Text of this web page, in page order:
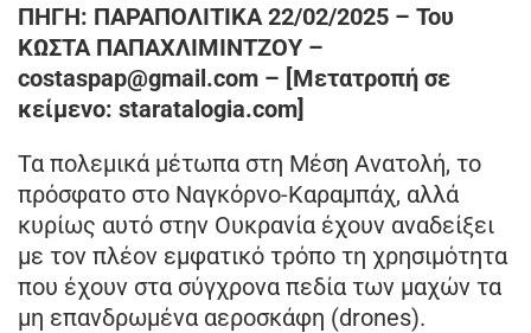
ΠΗΓΗ: ΠΑΡΑΠΟΛΙΤΙΚΑ 22/02/2025 – Του
ΚΩΣΤΑ ΠΑΠΑΧΛΙΜΙΝΤΖΟΥ –
costaspap@gmail.com – [Μετατροπή σε
κείμενο: staratalogia.com]
Τα πολεμικά μέτωπα στη Μέση Ανατολή, το
πρόσφατο στο Ναγκόρνο-Καραμπάχ, αλλά
κυρίως αυτό στην Ουκρανία έχουν αναδείξει
με τον πλέον εμφατικό τρόπο τη χρησιμότητα
που έχουν στα σύγχρονα πεδία των μαχών τα
μη επανδρωμένα αεροσκάφη (drones).